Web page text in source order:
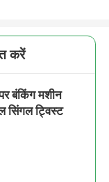
करें
बंकिंग मशीन
सिंगल ट्विस्ट